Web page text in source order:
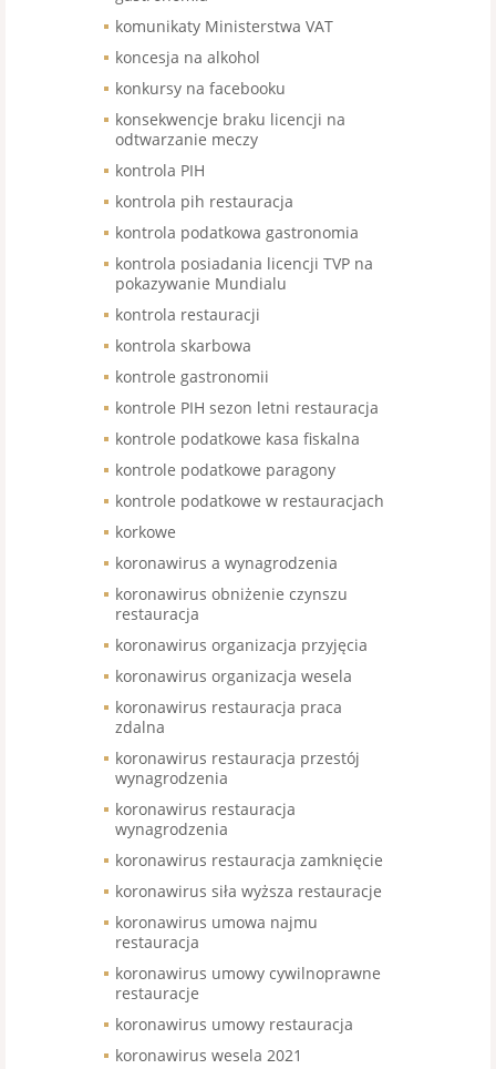
komunikaty Ministerstwa VAT
koncesja na alkohol
konkursy na facebooku
konsekwencje braku licencji na
odtwarzanie meczy
kontrola PIH
kontrola pih restauracja
kontrola podatkowa gastronomia
kontrola posiadania licencji TVP na
pokazywanie Mundialu
kontrola restauracji
kontrola skarbowa
kontrole gastronomii
kontrole PIH sezon letni restauracja
kontrole podatkowe kasa fiskalna
kontrole podatkowe paragony
kontrole podatkowe w restauracjach
korkowe
koronawirus a wynagrodzenia
koronawirus obniżenie czynszu
restauracja
koronawirus organizacja przyjęcia
koronawirus organizacja wesela
koronawirus restauracja praca
zdalna
koronawirus restauracja przestój
wynagrodzenia
koronawirus restauracja
wynagrodzenia
koronawirus restauracja zamknięcie
koronawirus siła wyższa restauracje
koronawirus umowa najmu
restauracja
koronawirus umowy cywilnoprawne
restauracje
koronawirus umowy restauracja
koronawirus wesela 2021